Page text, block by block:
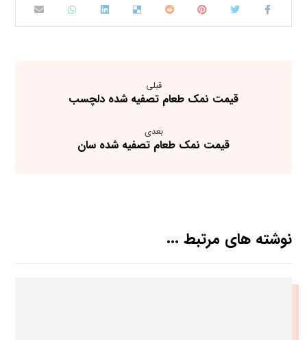
قبلی
قیمت نمک طعام تصفیه شده دلچسب
بعدی
قیمت نمک طعام تصفیه شده سان
نوشته های مرتبط ...